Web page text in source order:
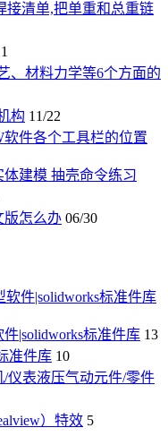
接清单,把单重和总重链
、材料力学等6个方面的
构 11/22
软件各个工具栏的位置
体建模 抽壳命令练习
版怎么办 06/30
件|solidworks标准件库
|solidworks标准件库 13
准件库 10
/仪表液压气动元件/零件
）特效 5